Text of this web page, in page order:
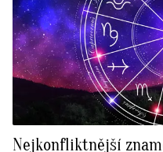
Nejkonfliktnější